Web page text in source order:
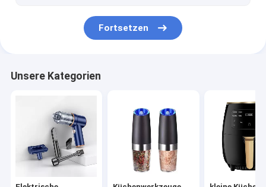
Fortsetzen
Unsere Kategorien